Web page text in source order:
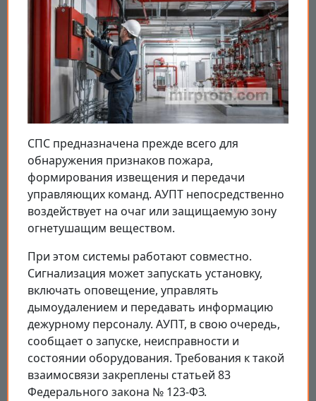
СПС предназначена прежде всего для
обнаружения признаков пожара,
формирования извещения и передачи
управляющих команд. АУПТ непосредственно
воздействует на очаг или защищаемую зону
огнетушащим веществом.
При этом системы работают совместно.
Сигнализация может запускать установку,
включать оповещение, управлять
дымоудалением и передавать информацию
дежурному персоналу. АУПТ, в свою очередь,
сообщает о запуске, неисправности и
состоянии оборудования. Требования к такой
взаимосвязи закреплены статьей 83
Федерального закона № 123-ФЗ.